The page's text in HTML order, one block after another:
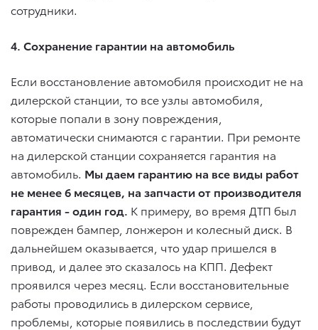
сотрудники.
4. Сохранение гарантии на автомобиль
Если восстановление автомобиля происходит не на
дилерской станции, то все узлы автомобиля,
которые попали в зону повреждения,
автоматически снимаются с гарантии. При ремонте
на дилерской станции сохраняется гарантия на
автомобиль. Мы даем гарантию на все виды работ
не менее 6 месяцев, на запчасти от производителя
гарантия - один год. К примеру, во время ДТП был
поврежден бампер, лонжерон и колесный диск. В
дальнейшем оказывается, что удар пришелся в
привод, и далее это сказалось на КПП. Дефект
проявился через месяц. Если восстановительные
работы проводились в дилерском сервисе,
проблемы, которые появились в последствии будут